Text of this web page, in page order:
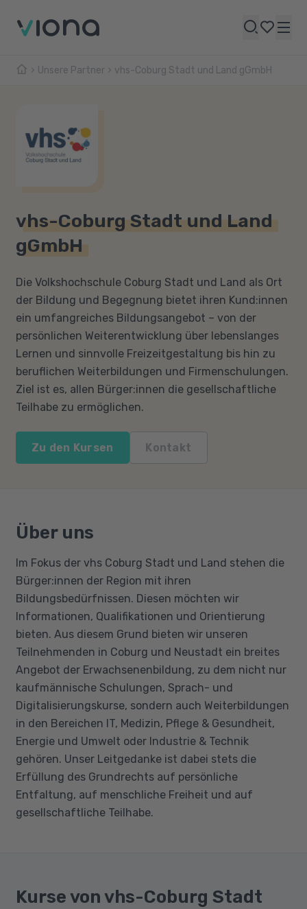
Unsere Partner vhs-Coburg Stadt und Land gGmbH
vhs-Coburg Stadt und Land
gGmbH
Die Volkshochschule Coburg Stadt und Land als Ort
der Bildung und Begegnung bietet ihren Kund:innen
ein umfangreiches Bildungsangebot – von der
persönlichen Weiterentwicklung über lebenslanges
Lernen und sinnvolle Freizeitgestaltung bis hin zu
beruflichen Weiterbildungen und Firmenschulungen.
Ziel ist es, allen Bürger:innen die gesellschaftliche
Teilhabe zu ermöglichen.
Zu den Kursen Kontakt
Über uns
Im Fokus der vhs Coburg Stadt und Land stehen die
Bürger:innen der Region mit ihren
Bildungsbedürfnissen. Diesen möchten wir
Informationen, Qualifikationen und Orientierung
bieten. Aus diesem Grund bieten wir unseren
Teilnehmenden in Coburg und Neustadt ein breites
Angebot der Erwachsenenbildung, zu dem nicht nur
kaufmännische Schulungen, Sprach- und
Digitalisierungskurse, sondern auch Weiterbildungen
in den Bereichen IT, Medizin, Pflege & Gesundheit,
Energie und Umwelt oder Industrie & Technik
gehören. Unser Leitgedanke ist dabei stets die
Erfüllung des Grundrechts auf persönliche
Entfaltung, auf menschliche Freiheit und auf
gesellschaftliche Teilhabe.
Kurse von vhs-Coburg Stadt